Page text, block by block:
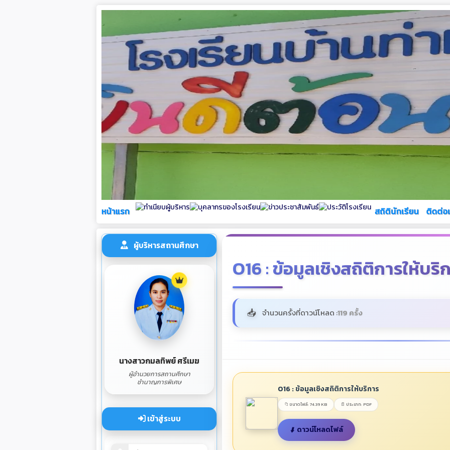
ผู้บริหารสถานศึกษา
นางสาวกมลทิพย์ ศรีเมฆ
ผู้อำนวยการสถานศึกษา
ชำนาญการพิเศษ
เข้าสู่ระบบ
O16 : ข้อมูลเชิงสถิติการให้บริ
จำนวนครั้งที่ดาวน์โหลด :119 ครั้ง
O16 : ข้อมูลเชิงสถิติการให้บริการ
📁 ขนาดไฟล์: 74.39 KB 📄 ประเภท: PDF
ดาวน์โหลดไฟล์